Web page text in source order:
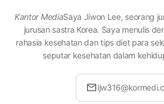
Kantor MediaSaya Jiwon Lee, seorang
jurusan sastra Korea. Saya menulis
rahasia kesehatan dan tips diet para
seputar kesehatan dalam
mail